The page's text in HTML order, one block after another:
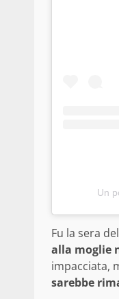
Un
Fu la sera
alla moglie
impacciata,
sarebbe